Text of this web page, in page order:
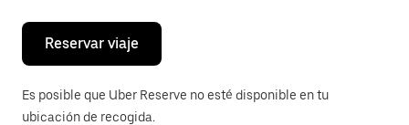
cerrar
calendario.
Reservar viaje
Es posible que Uber Reserve no esté disponible en tu
ubicación de recogida.